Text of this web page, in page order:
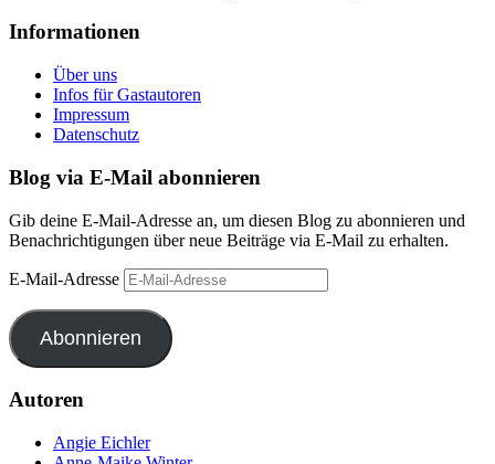
Informationen
Über uns
Infos für Gastautoren
Impressum
Datenschutz
Blog via E-Mail abonnieren
Gib deine E-Mail-Adresse an, um diesen Blog zu abonnieren und
Benachrichtigungen über neue Beiträge via E-Mail zu erhalten.
E-Mail-Adresse
Abonnieren
Autoren
Angie Eichler